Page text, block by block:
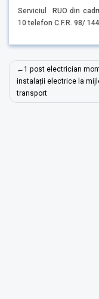
Serviciul RUO din
10 telefon C.F.R. 98/
Post
navigation
1 post electrician
instalații electrice la
transport